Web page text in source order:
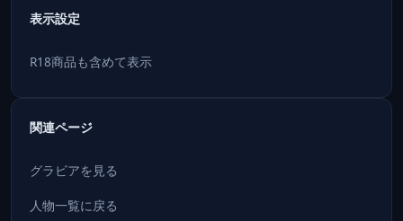
表示設定
R18商品も含めて表示
関連ページ
グラビアを見る
人物一覧に戻る